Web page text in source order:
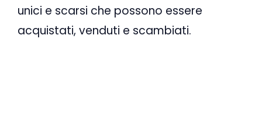
unici e scarsi che possono essere
acquistati, venduti e scambiati.